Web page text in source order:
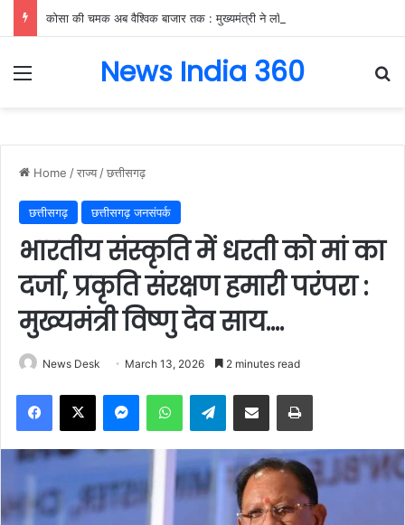
Menu News India 360
Home /राज्य /छत्तीसगढ़
छत्तीसगढ़ छत्तीसगढ़ जनसंपर्क
भारतीय संस्कृति में धरती को मां का
दर्जा, प्रकृति संरक्षण हमारी परंपरा :
मुख्यमंत्री विष्णु देव साय….
News Desk March 13, 2026 2 minutes read
Facebook
X MessengerWhatsAppTelegramShare via Email Print